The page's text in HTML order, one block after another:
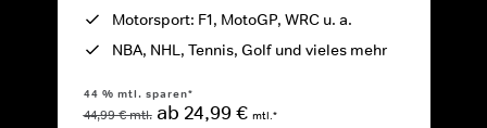
Motorsport: F1, MotoGP, WRC u. a.
NBA, NHL, Tennis, Golf und vieles mehr
44 % mtl. sparen*
44,99 € mtl. ab 24,99 € mtl.*